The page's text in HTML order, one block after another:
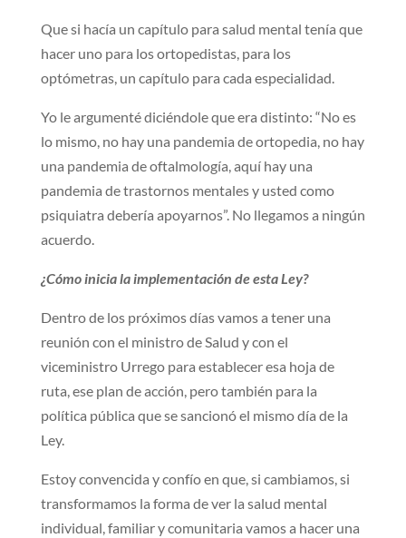
Que si hacía un capítulo para salud mental tenía que
hacer uno para los ortopedistas, para los
optómetras, un capítulo para cada especialidad.
Yo le argumenté diciéndole que era distinto: “No es
lo mismo, no hay una pandemia de ortopedia, no hay
una pandemia de oftalmología, aquí hay una
pandemia de trastornos mentales y usted como
psiquiatra debería apoyarnos”. No llegamos a ningún
acuerdo.
¿Cómo inicia la implementación de esta Ley?
Dentro de los próximos días vamos a tener una
reunión con el ministro de Salud y con el
viceministro Urrego para establecer esa hoja de
ruta, ese plan de acción, pero también para la
política pública que se sancionó el mismo día de la
Ley.
Estoy convencida y confío en que, si cambiamos, si
transformamos la forma de ver la salud mental
individual, familiar y comunitaria vamos a hacer una